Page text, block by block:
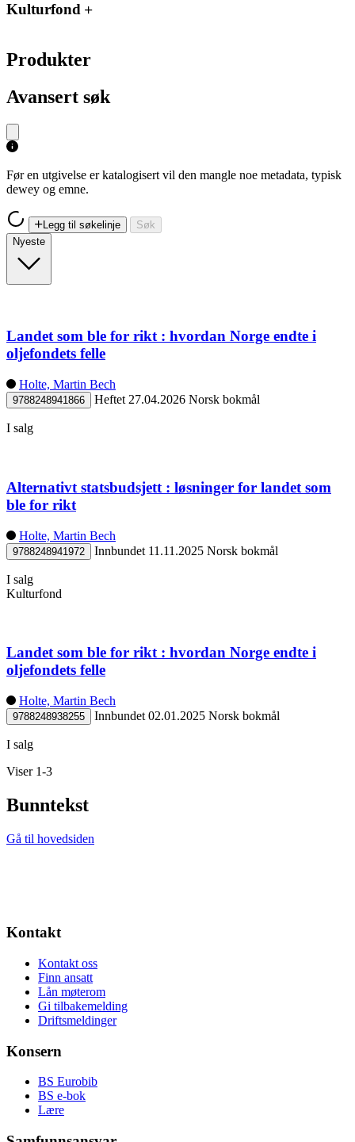
Kulturfond
Produkter
Avansert søk
Før en utgivelse er katalogisert vil den mangle noe metadata, typisk
dewey og emne.
Legg til søkelinje
Søk
Nyeste
Landet som ble for rikt : hvordan Norge endte i
oljefondets felle
Holte, Martin Bech
9788248941866 Heftet 27.04.2026 Norsk bokmål
I salg
Alternativt statsbudsjett : løsninger for landet som
ble for rikt
Holte, Martin Bech
9788248941972 Innbundet 11.11.2025 Norsk bokmål
I salg
Kulturfond
Landet som ble for rikt : hvordan Norge endte i
oljefondets felle
Holte, Martin Bech
9788248938255 Innbundet 02.01.2025 Norsk bokmål
I salg
Viser 1-3
Bunntekst
Gå til hovedsiden
Kontakt
Kontakt oss
Finn ansatt
Lån møterom
Gi tilbakemelding
Driftsmeldinger
Konsern
BS Eurobib
BS e-bok
Lære